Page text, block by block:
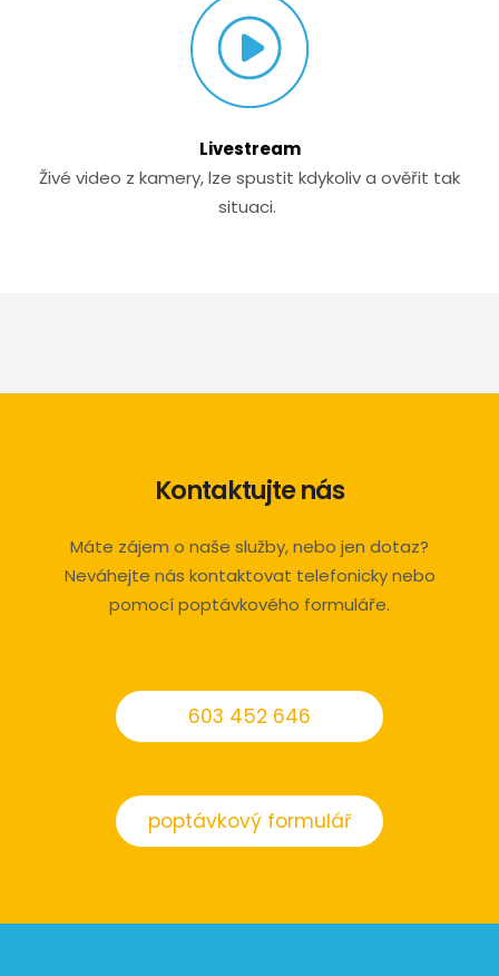
Livestream
Živé video z kamery, lze spustit kdykoliv a ověřit tak
situaci.
Kontaktujte nás
Máte zájem o naše služby, nebo jen dotaz?
Neváhejte nás kontaktovat telefonicky nebo
pomocí poptávkového formuláře.
603 452 646
poptávkový formulář